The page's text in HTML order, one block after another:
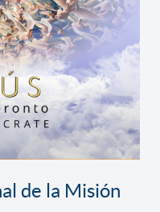
de la Misión